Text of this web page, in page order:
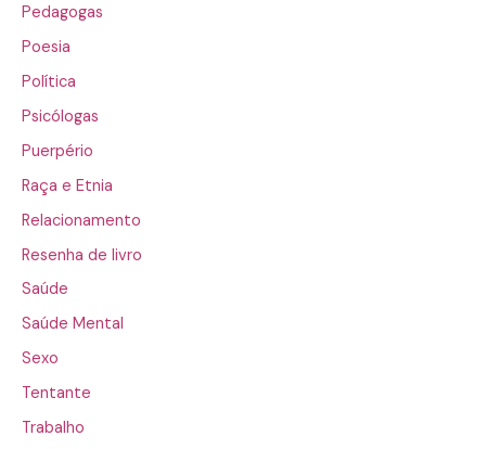
Pedagogas
Poesia
Política
Psicólogas
Puerpério
Raça e Etnia
Relacionamento
Resenha de livro
Saúde
Saúde Mental
Sexo
Tentante
Trabalho